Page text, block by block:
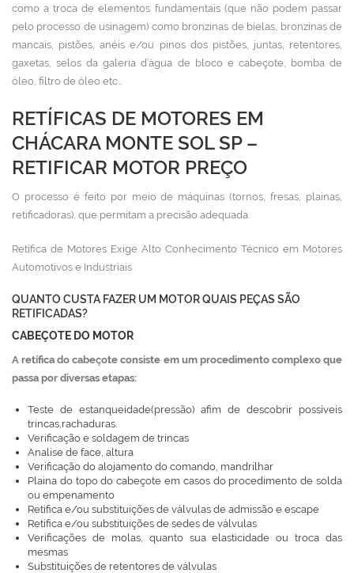
como a troca de elementos fundamentais (que não podem passar
pelo processo de usinagem) como bronzinas de bielas, bronzinas de
mancais, pistões, anéis e/ou pinos dos pistões, juntas, retentores,
gaxetas, selos da galeria d’água de bloco e cabeçote, bomba de
óleo, filtro de óleo etc…
RETÍFICAS DE MOTORES EM
CHÁCARA MONTE SOL SP –
RETIFICAR MOTOR PREÇO
O processo é feito por meio de máquinas (tornos, fresas, plainas,
retificadoras), que permitam a precisão adequada.
Retífica de Motores Exige Alto Conhecimento Técnico em Motores
Automotivos e Industriais
QUANTO CUSTA FAZER UM MOTOR QUAIS PEÇAS SÃO
RETIFICADAS?
CABEÇOTE DO MOTOR
A retífica do cabeçote consiste em um procedimento complexo que
passa por diversas etapas:
Teste de estanqueidade(pressão) afim de descobrir possíveis
trincas,rachaduras.
Verificação e soldagem de trincas
Analise de face, altura
Verificação do alojamento do comando, mandrilhar
Plaina do topo do cabeçote em casos do procedimento de solda
ou empenamento
Retifica e/ou substituições de válvulas de admissão e escape
Retifica e/ou substituições de sedes de válvulas
Verificações de molas, quanto sua elasticidade ou troca das
mesmas
Substituições de retentores de válvulas